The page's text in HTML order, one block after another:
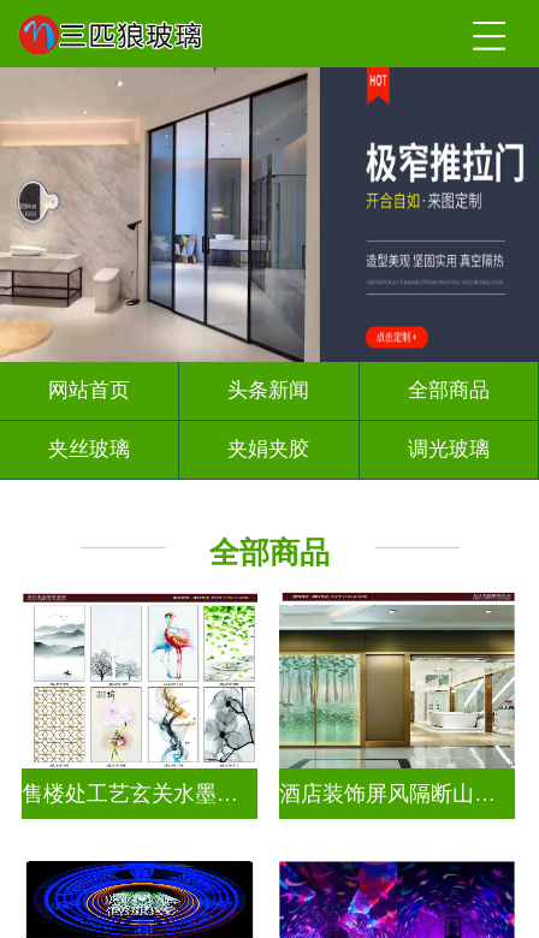
网站首页 头条新闻 全部商品
夹丝玻璃 夹娟夹胶 调光玻璃
其它玻璃
全部商品
售楼处工艺玄关水墨山水画玻璃 酒店装饰屏风隔断山水画玻璃